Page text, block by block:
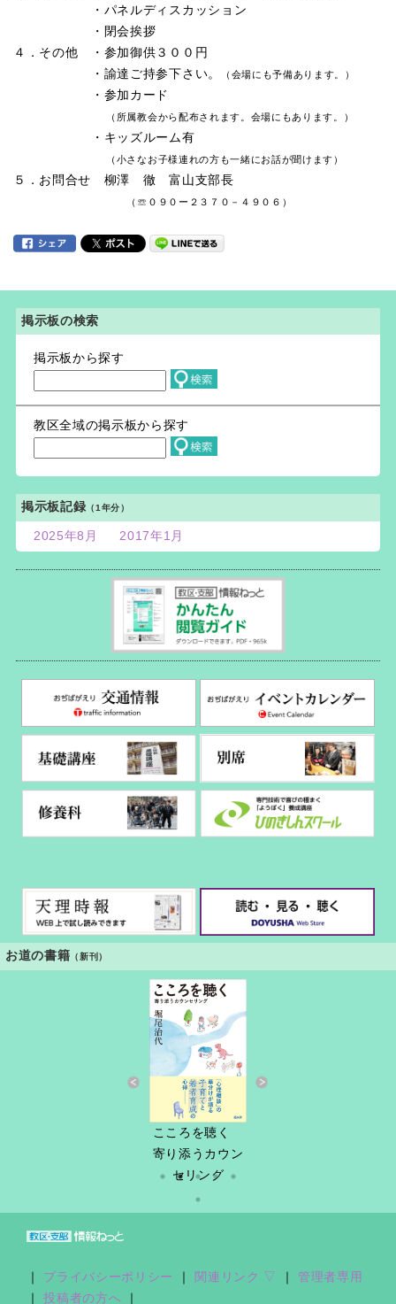
・パネルディスカッション
・閉会挨拶
４．その他 ・ 参加御供３００円
・諭達ご持参下さい。
（会場にも予備あります。）
・参加カード
（所属教会から配布されます。会場にもあります。）
・キッズルーム有
（小さなお子様連れの方も一緒にお話が聞けます）
５．お問合せ 柳澤 徹 富山支部長
（☏０９０ー２３７０－４９０６）
掲示板の検索
掲示板から探す
教区全域の掲示板から探す
掲示板記録 （1年分）
2025年8月 2017年1月
お道の書籍 （新刊）
こころを聴く
寄り添うカウン
セリング
プライバシーポリシー 関連リンク ▽
管理者専用
｜投稿者の方へ